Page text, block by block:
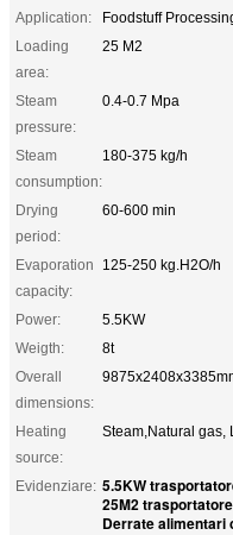
Application:
Foodstuff
Loading
area:
25 M2
Steam
pressure:
0.4-0.7 Mpa
Steam
consumption:
180-375 kg/h
Drying
period:
60-600 min
Evaporation
capacity:
125-250 kg.H2O/h
Power:
5.5KW
Weigth:
8t
Overall
dimensions:
Heating
source:
Steam,Natural gas,
Evidenziare: 5.5KW
25M2
Derrate alimentari